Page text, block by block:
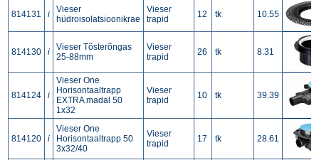
814131 i
Vieser
hüdroisolatsioonikrae
Vieser
trapid
12 tk 10.55
814130 i
Vieser Tõsterõngas
25-88mm
Vieser
trapid
26 tk 8.31
814124 i
Vieser One
Horisontaaltrapp
EXTRA madal 50
1x32
Vieser
trapid
10 tk 39.39
814120 i
Vieser One
Horisontaaltrapp 50
3x32/40
Vieser
trapid
17 tk 28.61